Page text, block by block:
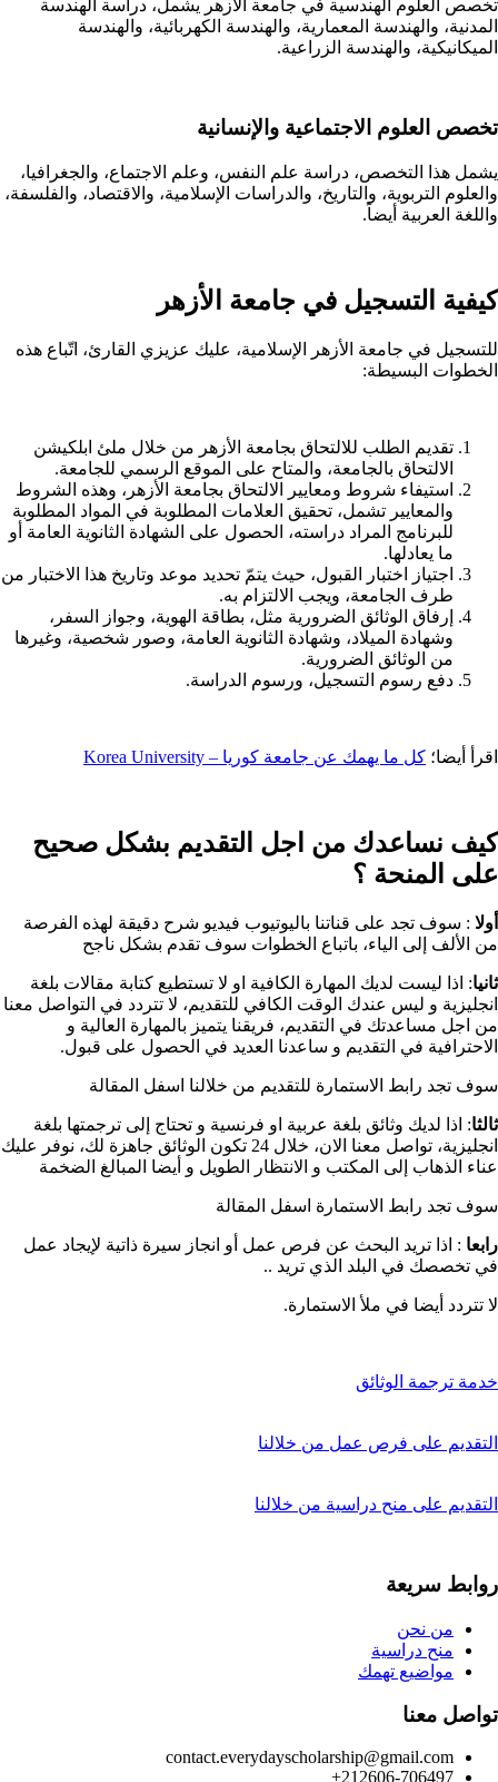
تخصص العلوم الهندسية في جامعة الأزهر يشمل، دراسة الهندسة
المدنية، والهندسة المعمارية، والهندسة الكهربائية، والهندسة
الميكانيكية، والهندسة الزراعية.
تخصص العلوم الاجتماعية والإنسانية
يشمل هذا التخصص، دراسة علم النفس، وعلم الاجتماع، والجغرافيا،
والعلوم التربوية، والتاريخ، والدراسات الإسلامية، والاقتصاد، والفلسفة،
واللغة العربية أيضاً.
كيفية التسجيل في جامعة الأزهر
للتسجيل في جامعة الأزهر الإسلامية، عليك عزيزي القارئ، اتّباع هذه
الخطوات البسيطة:
تقديم الطلب للالتحاق بجامعة الأزهر من خلال ملئ ابلكيشن
الالتحاق بالجامعة، والمتاح على الموقع الرسمي للجامعة.
استيفاء شروط ومعايير الالتحاق بجامعة الأزهر، وهذه الشروط
والمعايير تشمل، تحقيق العلامات المطلوبة في المواد المطلوبة
للبرنامج المراد دراسته، الحصول على الشهادة الثانوية العامة أو
ما يعادلها.
اجتياز اختبار القبول، حيث يتمّ تحديد موعد وتاريخ هذا الاختبار من
طرف الجامعة، ويجب الالتزام به.
إرفاق الوثائق الضرورية مثل، بطاقة الهوية، وجواز السفر،
وشهادة الميلاد، وشهادة الثانوية العامة، وصور شخصية، وغيرها
من الوثائق الضرورية.
دفع رسوم التسجيل، ورسوم الدراسة.
اقرأ أيضا؛ كل ما يهمك عن جامعة كوريا – Korea University
كيف نساعدك من اجل التقديم بشكل صحيح
على المنحة ؟​
أولا : سوف تجد على قناتنا باليوتيوب فيديو شرح دقيقة لهذه الفرصة
من الألف إلى الياء، باتباع الخطوات سوف تقدم بشكل ناجح
ثانيا: اذا ليست لديك المهارة الكافية او لا تستطيع كتابة مقالات بلغة
انجليزية و ليس عندك الوقت الكافي للتقديم، لا تتردد في التواصل معنا
من اجل مساعدتك في التقديم، فريقنا يتميز بالمهارة العالية و
الاحترافية في التقديم و ساعدنا العديد في الحصول على قبول.
سوف تجد رابط الاستمارة للتقديم من خلالنا اسفل المقالة
ثالثا: اذا لديك وثائق بلغة عربية او فرنسية و تحتاج إلى ترجمتها بلغة
انجليزية، تواصل معنا الان، خلال 24 تكون الوثائق جاهزة لك، نوفر عليك
عناء الذهاب إلى المكتب و الانتظار الطويل و أيضا المبالغ الضخمة
سوف تجد رابط الاستمارة اسفل المقالة
رابعا : اذا تريد البحث عن فرص عمل أو انجاز سيرة ذاتية لإيجاد عمل
في تخصصك في البلد الذي تريد ..
لا تتردد أيضا في ملأ الاستمارة.
خدمة ترجمة الوثائق
التقديم على فرص عمل من خلالنا
التقديم على منح دراسية من خلالنا
روابط سريعة
من نحن
منح دراسية
مواضيع تهمك
تواصل معنا
contact.everydayscholarship@gmail.com
212606-706497+